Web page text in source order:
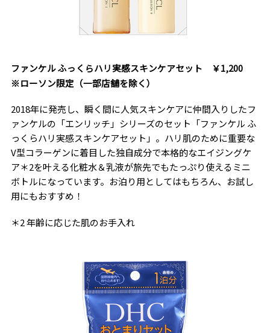
ファンケル ふっくらハリ実感スキンケアセット ￥1,200
※ローソン限定（一部店舗を除く）
2018年に発売し、瞬く間に人気スキンケアに仲間入りしたフ
ァンケルの「エンリッチ」シリーズのセット「ファンケル ふ
っくらハリ実感スキンケアセット」。ハリ肌のために重要な
V型コラーゲンに着目した独自成分で本格的なエイジングケ
ア＊2を叶える化粧水＆乳液が旅先でもたっぷり使えるミニ
ボトルになっています。お泊り用としてはもちろん、お試し
用にもおすすめ！
＊2 年齢に応じた肌のお手入れ